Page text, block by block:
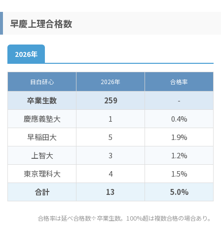
早慶上理合格数
2026年
目白研心 2026年 合格率
卒業生数 259
-
慶應義塾大
1
0.4%
早稲田大
5
1.9%
上智大
3
1.2%
東京理科大
4
1.5%
合計
13 5.0%
合格率は延べ合格数÷卒業生数。100%超は複数合格の場合あり。